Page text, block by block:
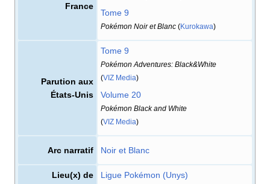
France
Tome 9
Pokémon Noir et Blanc (Kurokawa)
Parution aux
États-Unis
Tome 9
Pokémon Adventures: Black&White
(VIZ Media)
Volume 20
Pokémon Black and White
(VIZ Media)
Arc narratif Noir et Blanc
Lieu(x) de
Ligue Pokémon (Unys)